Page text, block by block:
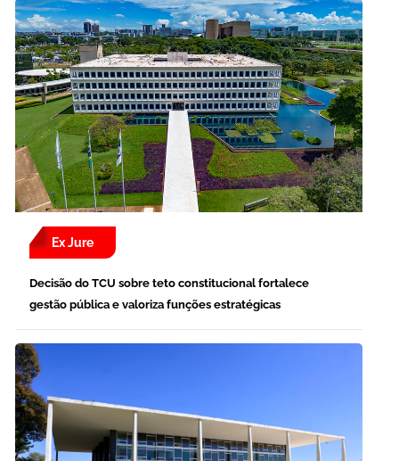
Ex Jure
Decisão do TCU sobre teto constitucional fortalece
gestão pública e valoriza funções estratégicas